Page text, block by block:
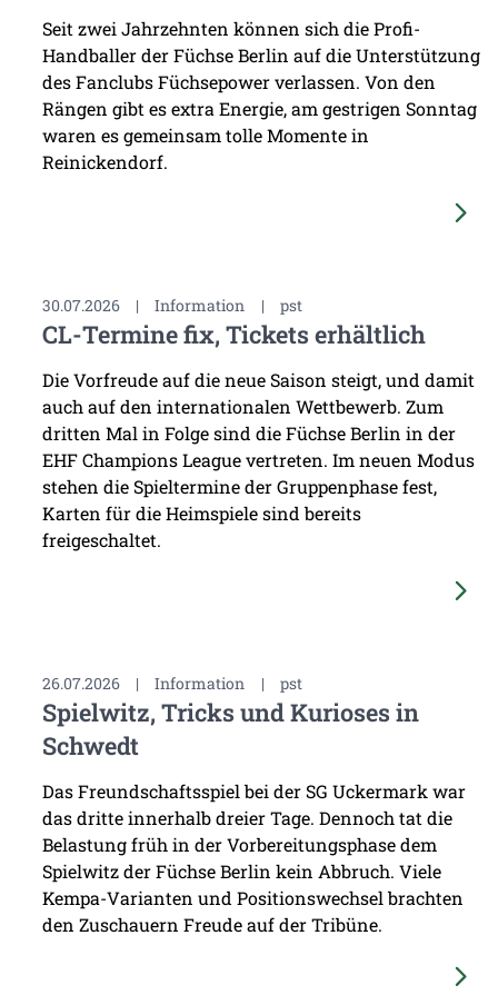
Seit zwei Jahrzehnten können sich die Profi-
Handballer der Füchse Berlin auf die Unterstützung
des Fanclubs Füchsepower verlassen. Von den
Rängen gibt es extra Energie, am gestrigen Sonntag
waren es gemeinsam tolle Momente in
Reinickendorf.
30.07.2026 | Information | pst
CL-Termine fix, Tickets erhältlich
Die Vorfreude auf die neue Saison steigt, und damit
auch auf den internationalen Wettbewerb. Zum
dritten Mal in Folge sind die Füchse Berlin in der
EHF Champions League vertreten. Im neuen Modus
stehen die Spieltermine der Gruppenphase fest,
Karten für die Heimspiele sind bereits
freigeschaltet.
26.07.2026 | Information | pst
Spielwitz, Tricks und Kurioses in
Schwedt
Das Freundschaftsspiel bei der SG Uckermark war
das dritte innerhalb dreier Tage. Dennoch tat die
Belastung früh in der Vorbereitungsphase dem
Spielwitz der Füchse Berlin kein Abbruch. Viele
Kempa-Varianten und Positionswechsel brachten
den Zuschauern Freude auf der Tribüne.